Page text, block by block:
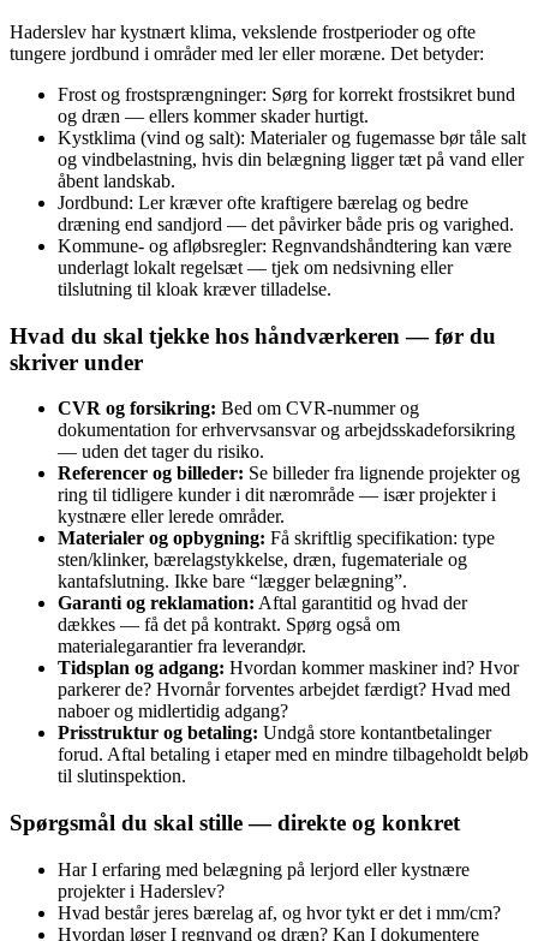
Haderslev har kystnært klima, vekslende frostperioder og ofte
tungere jordbund i områder med ler eller moræne. Det betyder:
Frost og frostsprængninger: Sørg for korrekt frostsikret bund
og dræn — ellers kommer skader hurtigt.
Kystklima (vind og salt): Materialer og fugemasse bør tåle salt
og vindbelastning, hvis din belægning ligger tæt på vand eller
åbent landskab.
Jordbund: Ler kræver ofte kraftigere bærelag og bedre
dræning end sandjord — det påvirker både pris og varighed.
Kommune- og afløbsregler: Regnvandshåndtering kan være
underlagt lokalt regelsæt — tjek om nedsivning eller
tilslutning til kloak kræver tilladelse.
Hvad du skal tjekke hos håndværkeren — før du
skriver under
CVR og forsikring: Bed om CVR‑nummer og
dokumentation for erhvervsansvar og arbejdsskadeforsikring
— uden det tager du risiko.
Referencer og billeder: Se billeder fra lignende projekter og
ring til tidligere kunder i dit nærområde — især projekter i
kystnære eller lerede områder.
Materialer og opbygning: Få skriftlig specifikation: type
sten/klinker, bærelagstykkelse, dræn, fugemateriale og
kantafslutning. Ikke bare “lægger belægning”.
Garanti og reklamation: Aftal garantitid og hvad der
dækkes — få det på kontrakt. Spørg også om
materialegarantier fra leverandør.
Tidsplan og adgang: Hvordan kommer maskiner ind? Hvor
parkerer de? Hvornår forventes arbejdet færdigt? Hvad med
naboer og midlertidig adgang?
Prisstruktur og betaling: Undgå store kontantbetalinger
forud. Aftal betaling i etaper med en mindre tilbageholdt beløb
til slutinspektion.
Spørgsmål du skal stille — direkte og konkret
Har I erfaring med belægning på lerjord eller kystnære
projekter i Haderslev?
Hvad består jeres bærelag af, og hvor tykt er det i mm/cm?
Hvordan løser I regnvand og dræn? Kan I dokumentere